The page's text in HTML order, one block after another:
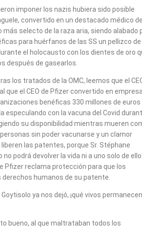
imponer los nazis hubiera sido posible
convertido en un destacado médico
más selecto de la raza aria, siendo alabado
para huérfanos de las SS un pellizco
el holocausto con los dientes de oro
después de gasearlos.
los tratados de la OMC, leemos que el
que el CEO de Pfizer convertido en
benéficas 330 millones de euros
especulando con la vacuna del Covid
su disponibilidad mientras mueren
sin poder vacunarse y un clamor
las patentes, porque Sr. Stéphane
no podrá devolver la vida ni a uno solo de
Pfizer reclama protección para que los
derechos humanos de su patente.
ya nos dejó, ¡qué vivos
bueno, al que maltrataban todos los